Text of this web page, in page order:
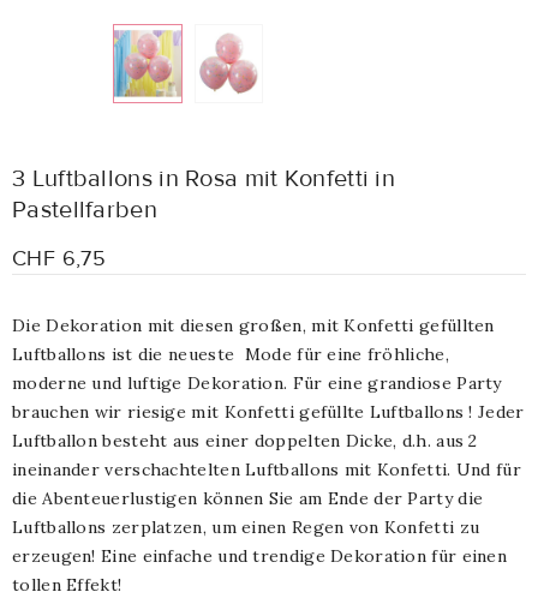
3 Luftballons in Rosa mit Konfetti in
Pastellfarben
CHF 6,75
Die Dekoration mit diesen großen, mit Konfetti gefüllten
Luftballons ist die neueste Mode für eine fröhliche,
moderne und luftige Dekoration. Für eine grandiose Party
brauchen wir riesige mit Konfetti gefüllte Luftballons ! Jeder
Luftballon besteht aus einer doppelten Dicke, d.h. aus 2
ineinander verschachtelten Luftballons mit Konfetti. Und für
die Abenteuerlustigen können Sie am Ende der Party die
Luftballons zerplatzen, um einen Regen von Konfetti zu
erzeugen! Eine einfache und trendige Dekoration für einen
tollen Effekt!